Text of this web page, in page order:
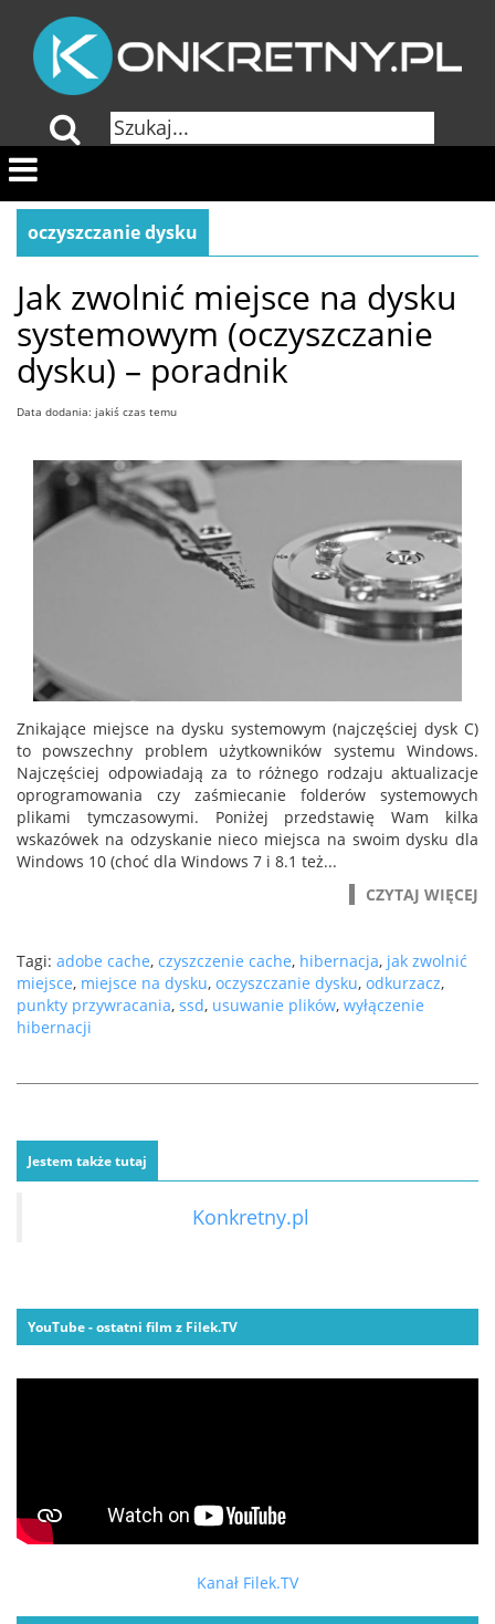
oczyszczanie dysku
Jak zwolnić miejsce na dysku
systemowym (oczyszczanie
dysku) – poradnik
Data dodania: jakiś czas temu
Znikające miejsce na dysku systemowym (najczęściej dysk C)
to powszechny problem użytkowników systemu Windows.
Najczęściej odpowiadają za to różnego rodzaju aktualizacje
oprogramowania czy zaśmiecanie folderów systemowych
plikami tymczasowymi. Poniżej przedstawię Wam kilka
wskazówek na odzyskanie nieco miejsca na swoim dysku dla
Windows 10 (choć dla Windows 7 i 8.1 też...
CZYTAJ WIĘCEJ
Tagi: adobe cache, czyszczenie cache, hibernacja, jak zwolnić
miejsce, miejsce na dysku, oczyszczanie dysku, odkurzacz,
punkty przywracania, ssd, usuwanie plików, wyłączenie
hibernacji
Jestem także tutaj
Konkretny.pl
YouTube - ostatni film z Filek.TV
Kanał Filek.TV